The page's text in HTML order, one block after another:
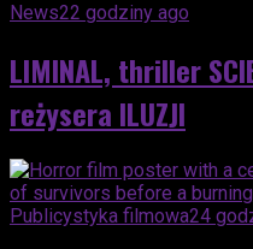
News22 godziny ago
LIMINAL, thriller
reżysera ILUZJI
Publicystyka filmowa24